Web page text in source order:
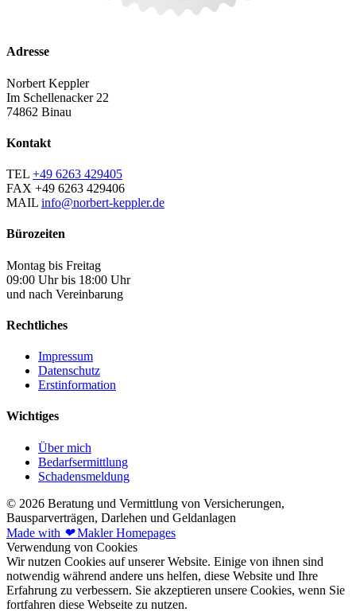
Adresse
Norbert Keppler
Im Schellenacker 22
74862 Binau
Kontakt
TEL +49 6263 429405
FAX +49 6263 429406
MAIL info@norbert-keppler.de
Bürozeiten
Montag bis Freitag
09:00 Uhr bis 18:00 Uhr
und nach Vereinbarung
Rechtliches
Impressum
Datenschutz
Erstinformation
Wichtiges
Über mich
Bedarfsermittlung
Schadensmeldung
© 2026 Beratung und Vermittlung von Versicherungen,
Bausparverträgen, Darlehen und Geldanlagen
Made with ❤Makler Homepages
Verwendung von Cookies
Wir nutzen Cookies auf unserer Website. Einige von ihnen sind
notwendig während andere uns helfen, diese Website und Ihre
Erfahrung zu verbessern. Sie akzeptieren unsere Cookies, wenn Sie
fortfahren diese Webseite zu nutzen.